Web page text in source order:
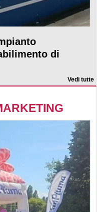
di
Vedi tutte